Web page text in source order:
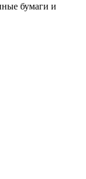
бумаги и